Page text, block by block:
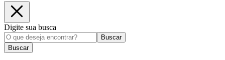
Digite sua busca
Buscar
Buscar